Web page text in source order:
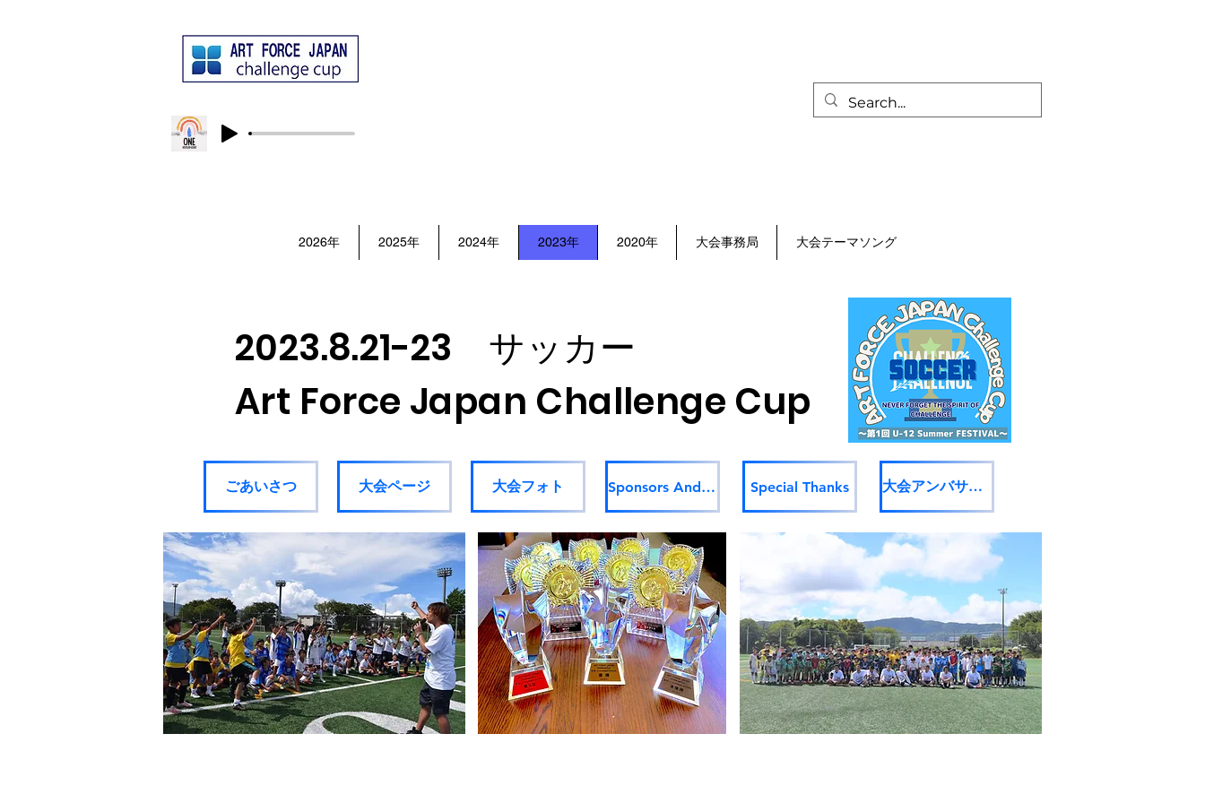
2026年 2025年 2024年 2023年 2020年 大会事務局 大会テーマソング
2023.8.21-23 サッカー
​Art Force Japan Challenge Cup
ごあいさつ 大会ページ 大会フォト Sponsors And Partners Special Thanks 大会アンバサダー